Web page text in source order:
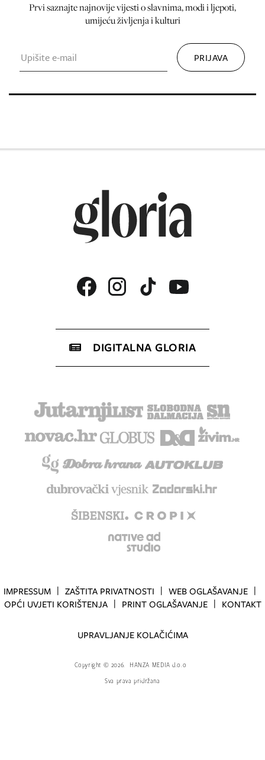
Prvi saznajte najnovije vijesti o slavnima, modi i ljepoti,
umijeću življenja i kulturi
DIGITALNA GLORIA
IMPRESSUM ZAŠTITA PRIVATNOSTI
WEB OGLAŠAVANJE
OPĆI UVJETI KORIŠTENJA
PRINT OGLAŠAVANJE KONTAKT
UPRAVLJANJE KOLAČIĆIMA
Copyright © 2026.
HANZA MEDIA d.o.o
Sva prava pridržana